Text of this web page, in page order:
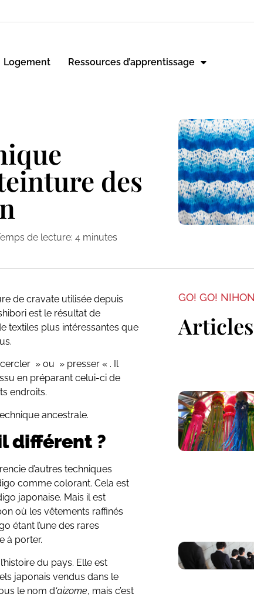
Logement Ressources d’apprentissage
des
de lecture: 4 minutes
de cravate utilisée depuis
est le résultat de
textiles plus intéressantes que
» ou » presser « . Il
en préparant celui-ci de
endroits.
ancestrale.
différent ?
d’autres techniques
comme colorant. Cela est
japonaise. Mais il est
où les vêtements raffinés
étant l’une des rares
à porter.
du pays. Elle est
japonais vendus dans le
le nom d‘aizome, mais c’est
GO! GO! NIHON